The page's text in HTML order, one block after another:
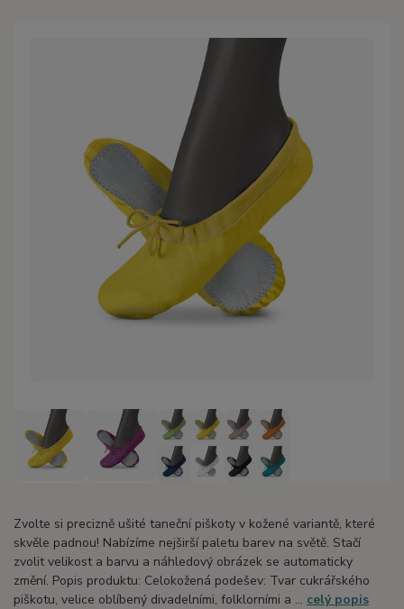
Zvolte si precizně ušité taneční piškoty v kožené variantě, které
skvěle padnou! Nabízíme nejširší paletu barev na světě. Stačí
zvolit velikost a barvu a náhledový obrázek se automaticky
změní. Popis produktu: Celokožená podešev: Tvar cukrářského
piškotu, velice oblíbený divadelními, folklorními a ... celý popis